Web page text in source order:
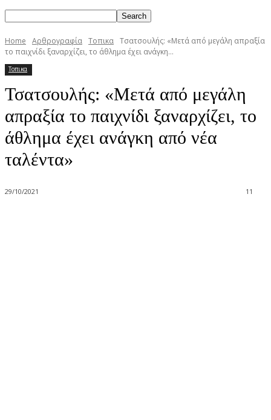
Home Αρθρογραφία Τοπικα Τσατσουλής: «Μετά από μεγάλη απραξία
το παιχνίδι ξαναρχίζει, το άθλημα έχει ανάγκη...
Τοπικα
Τσατσουλής: «Μετά από μεγάλη
απραξία το παιχνίδι ξαναρχίζει, το
άθλημα έχει ανάγκη από νέα
ταλέντα»
29/10/2021 11